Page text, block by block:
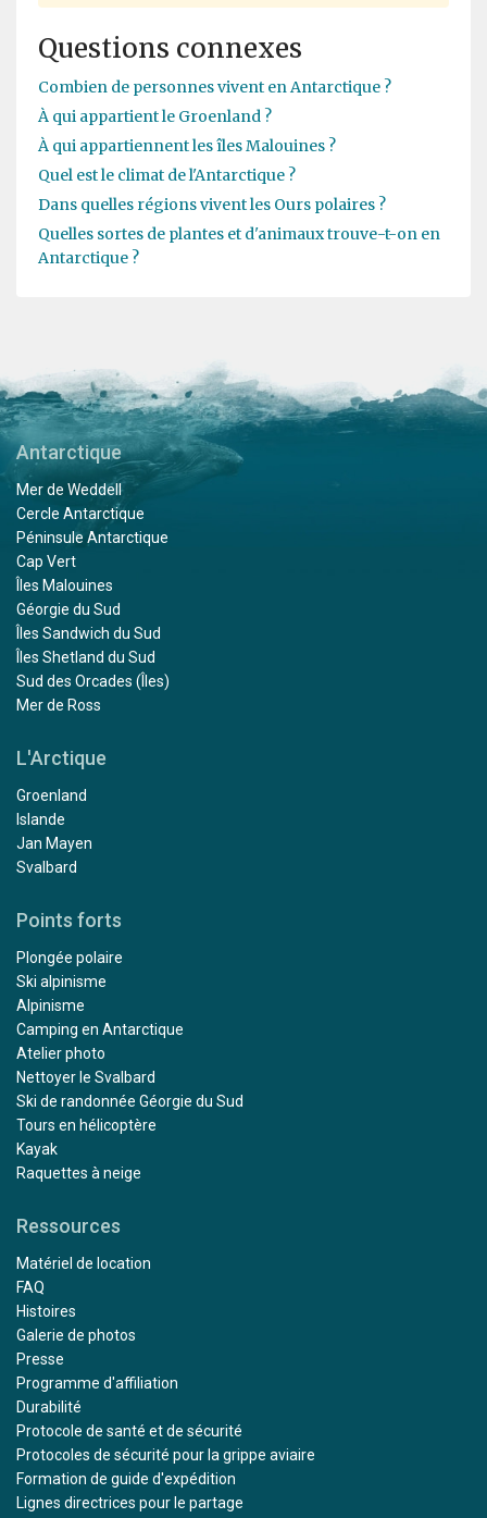
Questions connexes
Combien de personnes vivent en Antarctique ?
À qui appartient le Groenland ?
À qui appartiennent les îles Malouines ?
Quel est le climat de l'Antarctique ?
Dans quelles régions vivent les Ours polaires ?
Quelles sortes de plantes et d'animaux trouve-t-on en
Antarctique ?
Antarctique
Mer de Weddell
Cercle Antarctique
Péninsule Antarctique
Cap Vert
Îles Malouines
Géorgie du Sud
Îles Sandwich du Sud
Îles Shetland du Sud
Sud des Orcades (Îles)
Mer de Ross
L'Arctique
Groenland
Islande
Jan Mayen
Svalbard
Points forts
Plongée polaire
Ski alpinisme
Alpinisme
Camping en Antarctique
Atelier photo
Nettoyer le Svalbard
Ski de randonnée Géorgie du Sud
Tours en hélicoptère
Kayak
Raquettes à neige
Ressources
Matériel de location
FAQ
Histoires
Galerie de photos
Presse
Programme d'affiliation
Durabilité
Protocole de santé et de sécurité
Protocoles de sécurité pour la grippe aviaire
Formation de guide d'expédition
Lignes directrices pour le partage